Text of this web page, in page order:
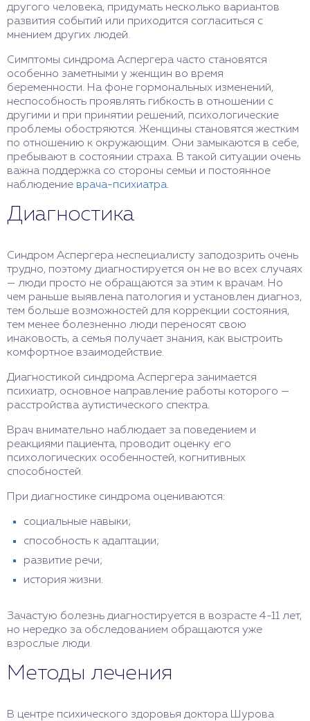
другого человека, придумать несколько вариантов
развития событий или приходится согласиться с
мнением других людей.
Симптомы синдрома Аспергера часто становятся
особенно заметными у женщин во время
беременности. На фоне гормональных изменений,
неспособность проявлять гибкость в отношении с
другими и при принятии решений, психологические
проблемы обостряются. Женщины становятся жестким
по отношению к окружающим. Они замыкаются в себе,
пребывают в состоянии страха. В такой ситуации очень
важна поддержка со стороны семьи и постоянное
наблюдение врача-психиатра.
Диагностика
Синдром Аспергера неспециалисту заподозрить очень
трудно, поэтому диагностируется он не во всех случаях
— люди просто не обращаются за этим к врачам. Но
чем раньше выявлена патология и установлен диагноз,
тем больше возможностей для коррекции состояния,
тем менее болезненно люди переносят свою
инаковость, а семья получает знания, как выстроить
комфортное взаимодействие.
Диагностикой синдрома Аспергера занимается
психиатр, основное направление работы которого —
расстройства аутистического спектра.
Врач внимательно наблюдает за поведением и
реакциями пациента, проводит оценку его
психологических особенностей, когнитивных
способностей.
При диагностике синдрома оцениваются:
социальные навыки;
способность к адаптации;
развитие речи;
история жизни.
Зачастую болезнь диагностируется в возрасте 4-11 лет,
но нередко за обследованием обращаются уже
взрослые люди.
Методы лечения
В центре психического здоровья доктора Шурова